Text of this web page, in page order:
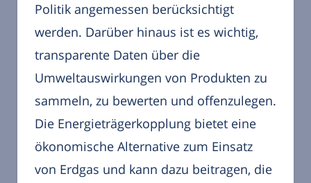
Politik angemessen berücksichtigt
werden. Darüber hinaus ist es wichtig,
transparente Daten über die
Umweltauswirkungen von Produkten zu
sammeln, zu bewerten und offenzulegen.
Die Energieträgerkopplung bietet eine
ökonomische Alternative zum Einsatz
von Erdgas und kann dazu beitragen, die